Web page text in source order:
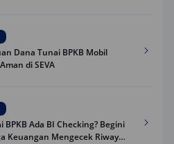
Dana Tunai BPKB Mobil
di SEVA
BPKB Ada BI Checking? Begini
Keuangan Mengecek Riwayat